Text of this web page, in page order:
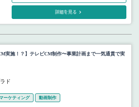
詳細を見る
実施！？】テレビCM制作〜事業計画まで一気通貫で実
ド
ーケティング 動画制作